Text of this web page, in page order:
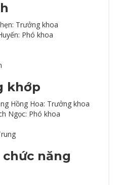
Trưởng khoa
Phó khoa
khớp
Hồng Hoa: Trưởng khoa
Ngọc: Phó khoa
năng